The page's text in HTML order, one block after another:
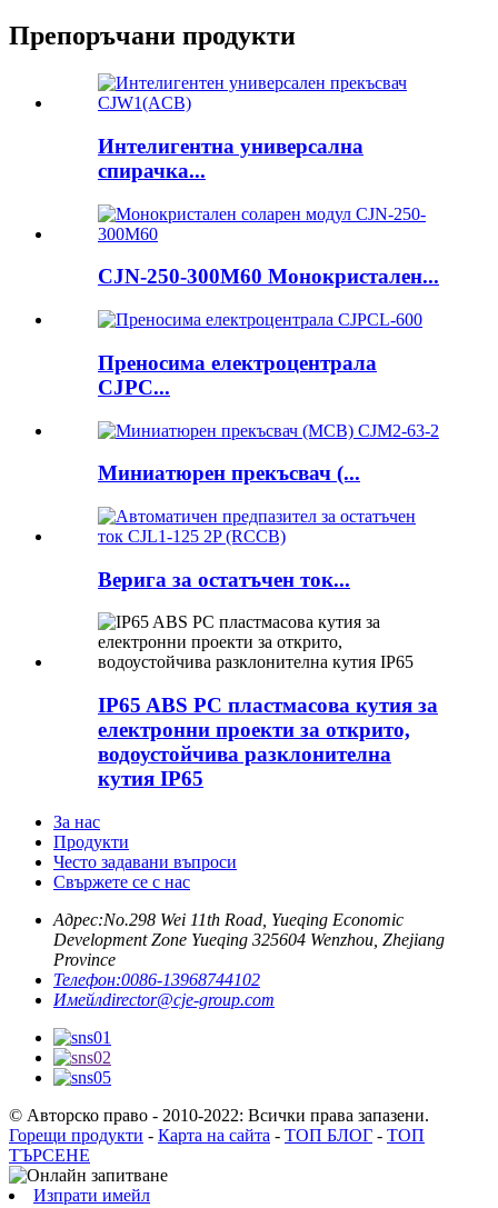
Препоръчани продукти
Интелигентна универсална
спирачка...
CJN-250-300M60 Монокристален...
Преносима електроцентрала
CJPC...
Миниатюрен прекъсвач (...
Верига за остатъчен ток...
IP65 ABS PC пластмасова кутия за
електронни проекти за открито,
водоустойчива разклонителна
кутия IP65
За нас
Продукти
Често задавани въпроси
Свържете се с нас
Адрес:No.298 Wei 11th Road, Yueqing Economic
Development Zone Yueqing 325604 Wenzhou, Zhejiang
Province
Телефон:0086-13968744102
Имейлdirector@cje-group.com
© Авторско право - 2010-2022: Всички права запазени.
Горещи продукти - Карта на сайта - ТОП БЛОГ - ТОП
ТЪРСЕНЕ
Изпрати имейл